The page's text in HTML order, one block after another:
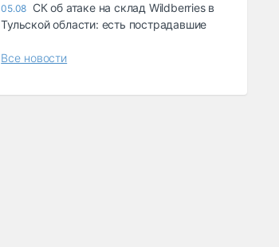
05.08 СК об атаке на склад Wildberries в
Тульской области: есть пострадавшие
Все новости